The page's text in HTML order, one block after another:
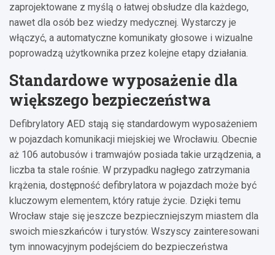
zaprojektowane z myślą o łatwej obsłudze dla każdego,
nawet dla osób bez wiedzy medycznej. Wystarczy je
włączyć, a automatyczne komunikaty głosowe i wizualne
poprowadzą użytkownika przez kolejne etapy działania.
Standardowe wyposażenie dla
większego bezpieczeństwa
Defibrylatory AED stają się standardowym wyposażeniem
w pojazdach komunikacji miejskiej we Wrocławiu. Obecnie
aż 106 autobusów i tramwajów posiada takie urządzenia, a
liczba ta stale rośnie. W przypadku nagłego zatrzymania
krążenia, dostępność defibrylatora w pojazdach może być
kluczowym elementem, który ratuje życie. Dzięki temu
Wrocław staje się jeszcze bezpieczniejszym miastem dla
swoich mieszkańców i turystów. Wszyscy zainteresowani
tym innowacyjnym podejściem do bezpieczeństwa